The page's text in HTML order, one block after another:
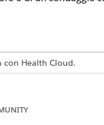
con Health Cloud.
per decidere